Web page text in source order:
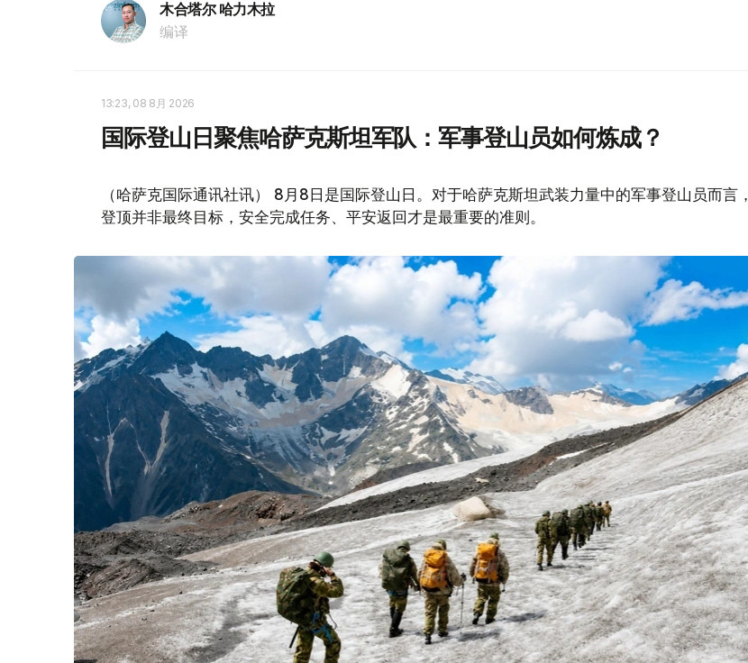
木合塔尔 哈力木拉
编译
13:23, 08 8月 2026
国际登山日聚焦哈萨克斯坦军队：军事登山员如何炼成？
（哈萨克国际通讯社讯） 8月8日是国际登山日。对于哈萨克斯坦武装力量中的军事登山员而言，
登顶并非最终目标，安全完成任务、平安返回才是最重要的准则。